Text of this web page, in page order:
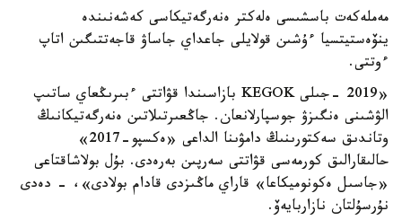
مەملەكەت باسشىسى ەلەكتر ەنەرگەتيكاسى كەشەنىندە
ينۆەستيتسيا ءۇشىن قولايلى جاعداي جاساۋ قاجەتتىگىن اتاپ
ءوتتى.
«2019 -جىلى KEGOK بازاسىندا قۋاتتى ءبىرىڭعاي ساتىپ
الۋشىنى ەنگىزۋ جوسپارلانعان. جاڭعىرتىلاتىن ەنەرگەتيكانىڭ
وتاندىق سەكتورىنىڭ دامۋىنا الداعى «ەكسپو-2017»
حالىقارالىق كورمەسى قۋاتتى سەرپىن بەرەدى. بۇل بولاشاقتاعى
«جاسىل ەكونوميكاعا» قاراي ماڭىزدى قادام بولادى»، - دەدى
نۇرسۇلتان نازاربايەۆ.